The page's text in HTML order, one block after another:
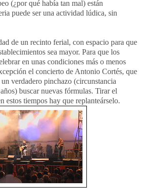
(¿por qué había tan mal) están
puede ser una actividad lúdica, sin
de un recinto ferial, con espacio para que
sea mayor. Para que los
en unas condiciones más o menos
el concierto de Antonio Cortés, que
verdadero pinchazo (circunstancia
buscar nuevas fórmulas. Tirar el
estos tiempos hay que replanteárselo.